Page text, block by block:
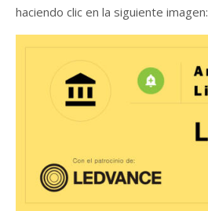
haciendo clic en la siguiente imagen: